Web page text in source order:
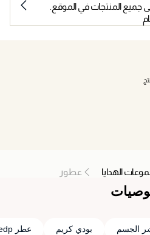
ريال على جميع المنتجات في الموقع.
الهدايا عطور
الجسم بودي كريم عطر edp